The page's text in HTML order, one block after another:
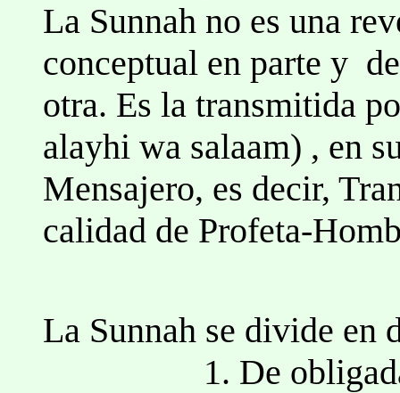
La Sunnah no es una
conceptual en parte y
otra. Es la transmitida
alayhi wa salaam) , en
Mensajero, es decir,
calidad de Profeta-
La Sunnah se divide en
1. De obligada